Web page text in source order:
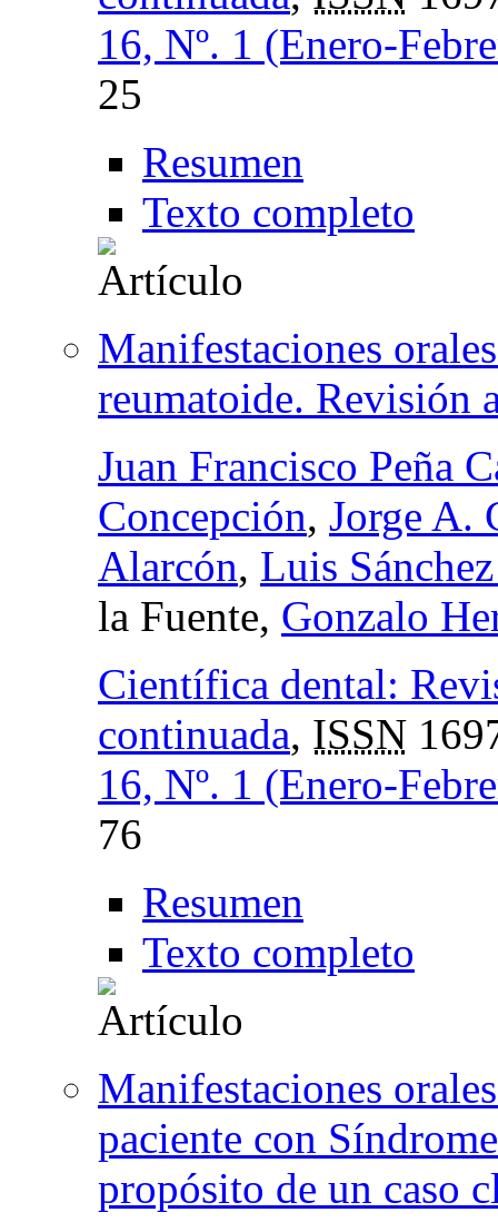
16, Nº. 1 (Enero-
25
Resumen
Texto completo
Manifestaciones
reumatoide. Revisión
Juan Francisco Peña
Concepción, Jorge A.
Alarcón, Luis
la Fuente, Gonzalo
Científica dental:
continuada, ISSN
16, Nº. 1 (Enero-
76
Resumen
Texto completo
Manifestaciones
paciente con
propósito de un caso